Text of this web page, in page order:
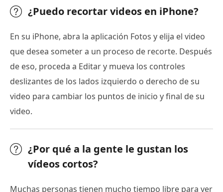
¿Puedo recortar videos en iPhone?
En su iPhone, abra la aplicación Fotos y elija el video
que desea someter a un proceso de recorte. Después
de eso, proceda a Editar y mueva los controles
deslizantes de los lados izquierdo o derecho de su
video para cambiar los puntos de inicio y final de su
video.
¿Por qué a la gente le gustan los
vídeos cortos?
Muchas personas tienen mucho tiempo libre para ver